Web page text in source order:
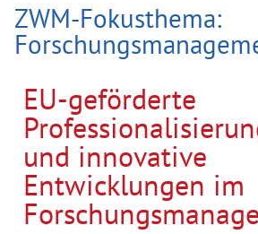
ZWM-Fokusthema:
EU-geförderte
und innovative
Entwicklungen im